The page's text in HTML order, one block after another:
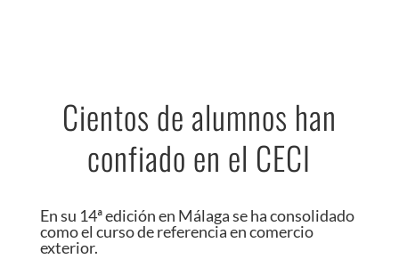
Cientos de alumnos han
confiado en el CECI
En su 14ª edición en Málaga se ha consolidado
como el curso de referencia en comercio
exterior.